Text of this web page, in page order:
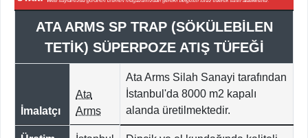
ATA ARMS SP TRAP (SÖKÜLEBİLEN
TETİK) SÜPERPOZE ATIŞ TÜFEĞİ
İmalatçı
Ata
Arms
Ata Arms Silah Sanayi tarafından
İstanbul'da 8000 m2 kapalı
alanda üretilmektedir.